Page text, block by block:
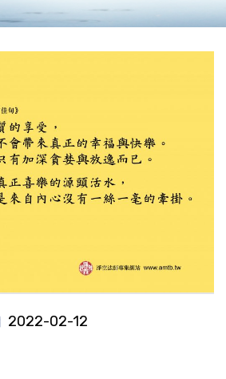
2022-02-12